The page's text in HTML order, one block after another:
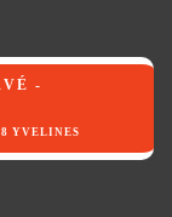
-
YVELINES